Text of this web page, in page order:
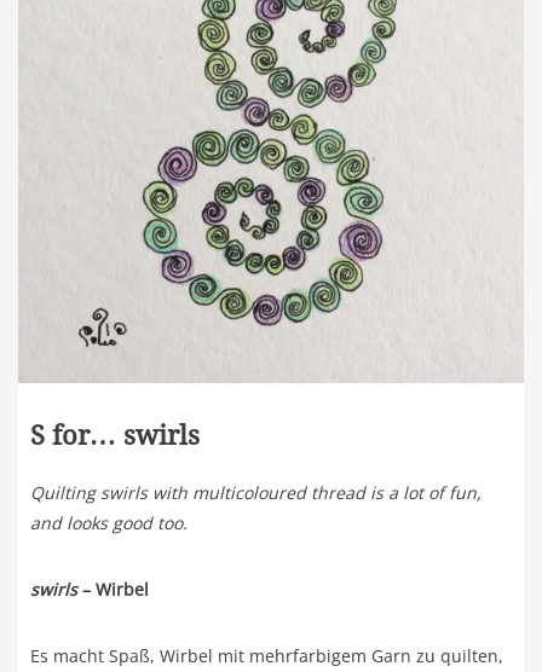
S for… swirls
Quilting swirls with multicoloured thread is a lot of fun,
and looks good too.
swirls– Wirbel
Es macht Spaß, Wirbel mit mehrfarbigem Garn zu quilten,